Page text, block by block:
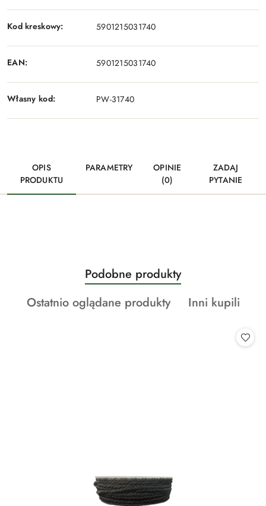
Kod kreskowy: 5901215031740
EAN: 5901215031740
Własny kod: PW-31740
OPIS
PRODUKTU
PARAMETRY
OPINIE
(0)
ZADAJ
PYTANIE
Pomiń karuzelę produktów
Produkty
o
statusie:
Podobne produkty
Produkty
Ostatnio oglądane produkty
Produkty
Inni kupili